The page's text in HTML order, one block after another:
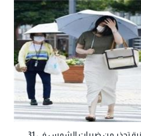
الأرصاد الجوية اليابانية تحذر من ضربات الشمس في 31